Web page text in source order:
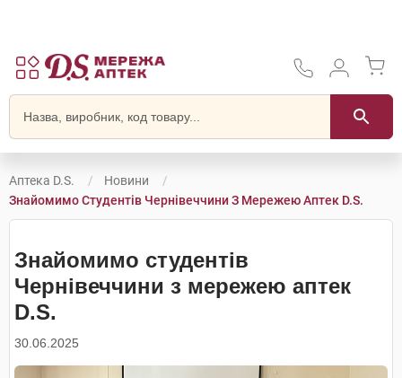
Аптека D.S.
Новини
Знайомимо Студентів Чернівеччини З Мережею Аптек D.S.
Знайомимо студентів
Чернівеччини з мережею аптек
D.S.
30.06.2025